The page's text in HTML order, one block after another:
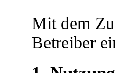
Mit dem
Betreiber